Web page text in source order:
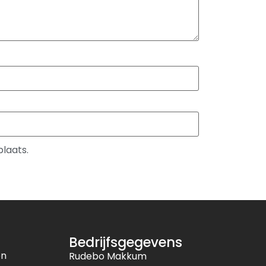
Bedrijfsgegevens
Rudebo Makkum